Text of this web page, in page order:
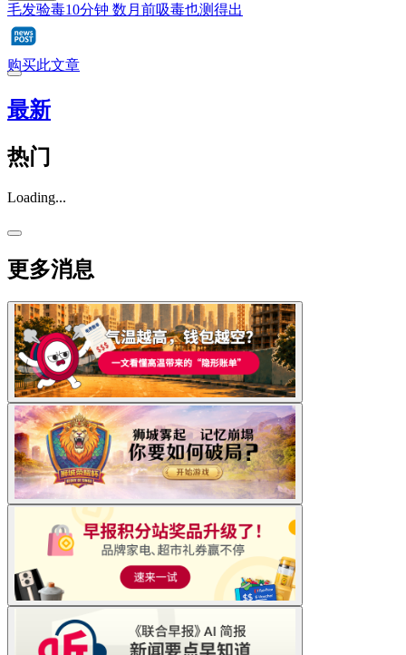
毛发验毒10分钟 数月前吸毒也测得出
购买此文章
最新
热门
Loading...
更多消息